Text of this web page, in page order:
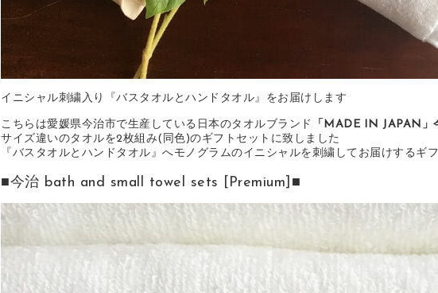
イニシャル刺繍入り『バスタオルとハンドタオル』をお届けします
こちらは愛媛県今治市で生産している日本のタオルブランド 「MADE IN JAPAN」
サイズ違いのタオルを2枚組み(同色)のギフトセットに致しました
『バスタオルとハンドタオル』へモノグラムのイニシャルを刺繍してお届けするギ
■今治 bath and small towel sets [Premium]■